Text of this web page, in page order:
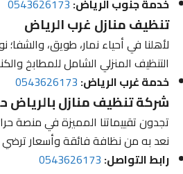
تنظيف منازل غرب الرياض
لأهلنا في أحياء نمار، طويق، والشفا؛
التنظيف المنزلي الشامل للمطابخ والكنب
خدمة غرب الرياض:0543626173
شركة تنظيف منازل بالرياض
تجدون تقييماتنا المميزة في منصة
نعد به من نظافة فائقة وأسعار ترضي
رابط التواصل:0543626173